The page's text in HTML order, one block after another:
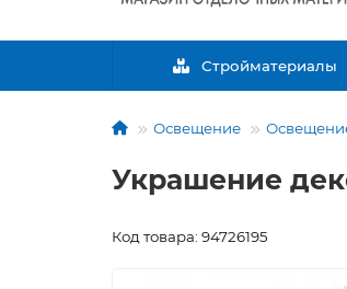
Стройматериалы
Освещение
Украшение
Код товара: 94726195